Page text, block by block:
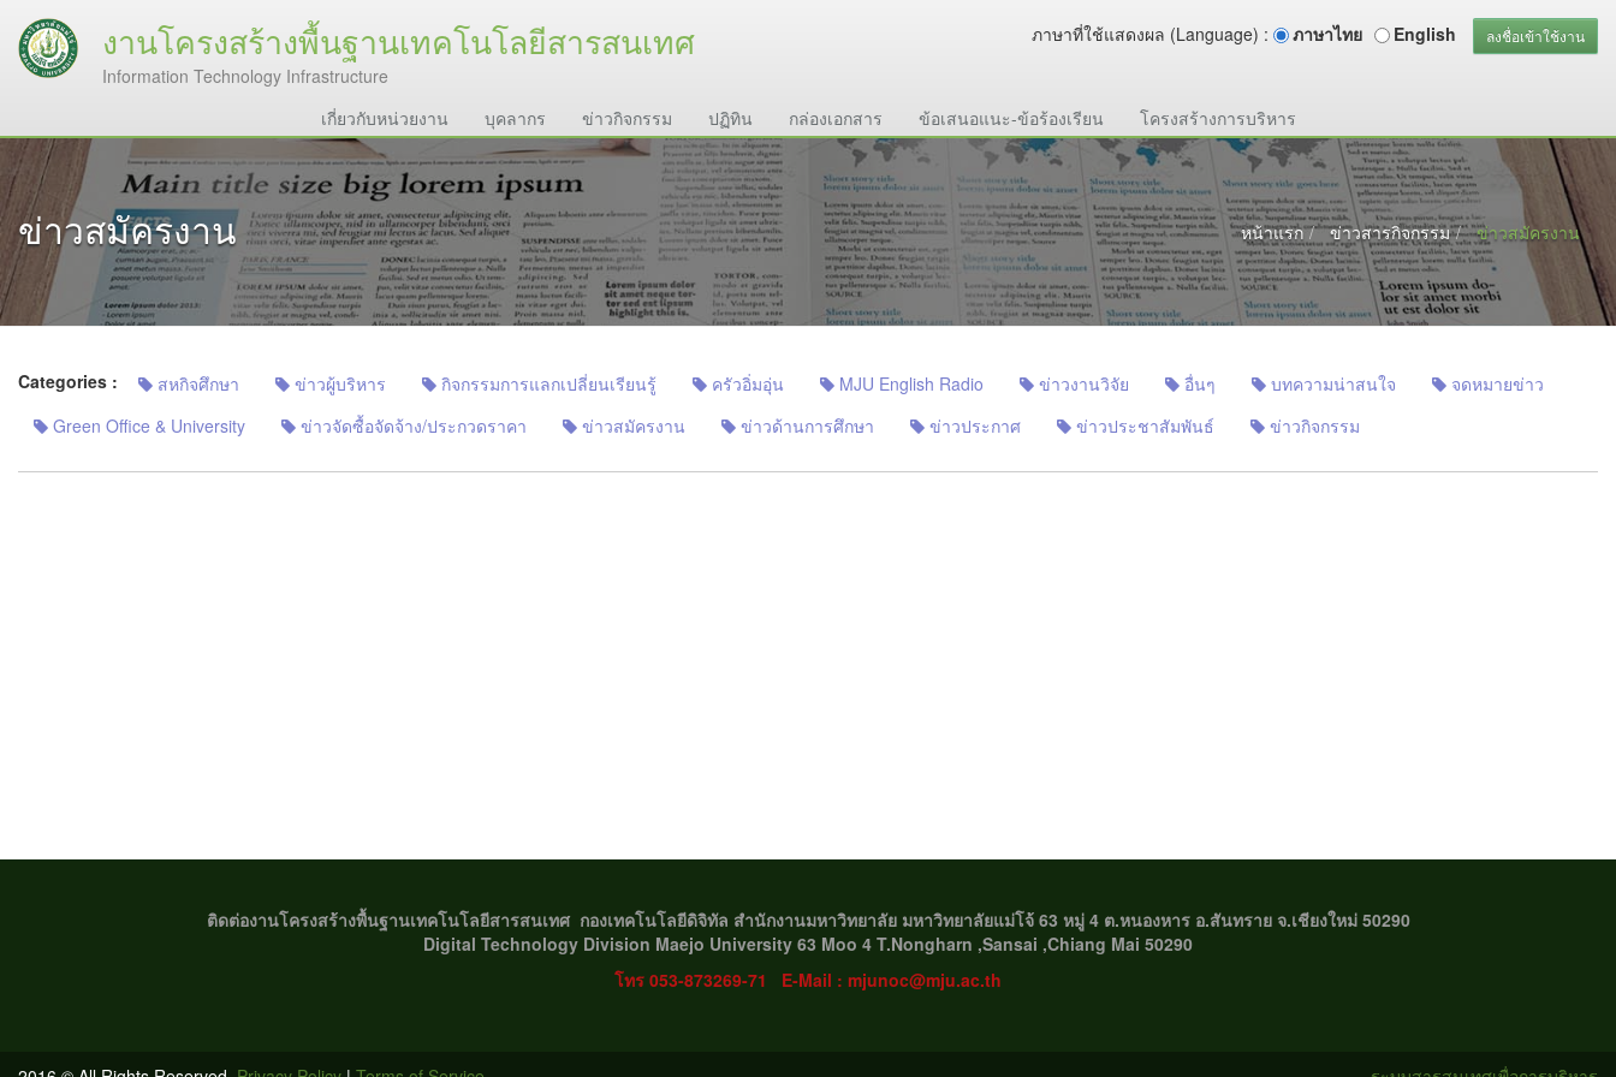
งานโครงสร้างพื้นฐานเทคโนโลยีสารสนเทศ
Information Technology Infrastructure
ภาษาที่ใช้แสดงผล (Language) : ภาษาไทย English ลงชื่อเข้าใช้งาน
เกี่ยวกับหน่วยงาน บุคลากร ข่าวกิจกรรม ปฏิทิน กล่องเอกสาร ข้อเสนอแนะ-ข้อร้องเรียน โครงสร้างการบริหาร
ข่าวสมัครงาน หน้าแรก ข่าวสารกิจกรรม ข่าวสมัครงาน
Categories : สหกิจศึกษา ข่าวผู้บริหาร กิจกรรมการแลกเปลี่ยนเรียนรู้ ครัวอิ่มอุ่น MJU English Radio ข่าวงานวิจัย อื่นๆ บทความน่าสนใจ
จดหมายข่าว
Green Office & University
ข่าวจัดซื้อจัดจ้าง/ประกวดราคา ข่าวสมัครงาน ข่าวด้านการศึกษา ข่าวประกาศ ข่าวประชาสัมพันธ์ ข่าวกิจกรรม
ติดต่องานโครงสร้างพื้นฐานเทคโนโลยีสารสนเทศ กองเทคโนโลยีดิจิทัล สำนักงานมหาวิทยาลัย มหาวิทยาลัยแม่โจ้ 63 หมู่ 4 ต.หนองหาร อ.สันทราย จ.เชียงใหม่ 50290
Digital Technology Division Maejo University 63 Moo 4 T.Nongharn ,Sansai ,Chiang Mai 50290
โทร 053-873269-71 E-Mail : mjunoc@mju.ac.th